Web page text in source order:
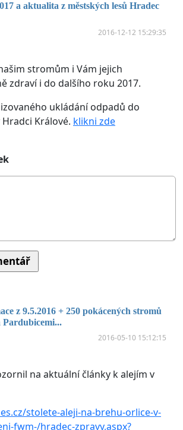
a aktualita z městských lesů Hradec
2016-12-12 15:29:35
stromům i Vám jejich
zdraví i do dalšího roku 2017.
ukládání odpadů do
Králové. klikni zde
z 9.5.2016 + 250 pokácených stromů
Pardubicemi...
2016-05-10 15:12:15
na aktuální články k alejím v
stolete-aleji-na-brehu-orlice-v-
fwm-/hradec-zpravy.aspx?